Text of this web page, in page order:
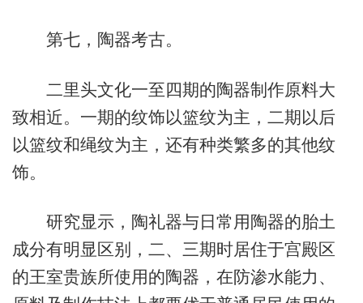
第七，陶器考古。
二里头文化一至四期的陶器制作原料大
致相近。一期的纹饰以篮纹为主，二期以后
以篮纹和绳纹为主，还有种类繁多的其他纹
饰。
研究显示，陶礼器与日常用陶器的胎土
成分有明显区别，二、三期时居住于宫殿区
的王室贵族所使用的陶器，在防渗水能力、